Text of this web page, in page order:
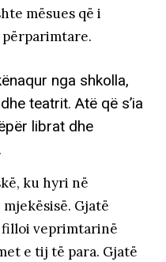
mësues që i
nga shkolla,
teatrit. Atë që s’ia
librat dhe
ku hyri në
Gjatë
veprimtarinë
e tij të para. Gjatë